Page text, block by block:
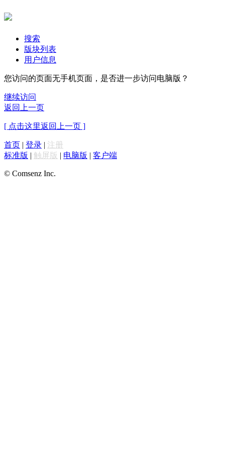
搜索
版块列表
用户信息
您访问的页面无手机页面，是否进一步访问电脑版？
继续访问
返回上一页
[ 点击这里返回上一页 ]
首页 | 登录 | 注册
标准版 | 触屏版 | 电脑版 | 客户端
© Comsenz Inc.